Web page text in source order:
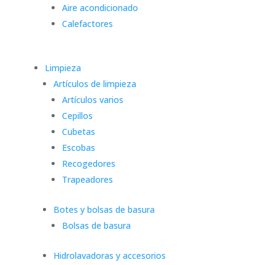
Aire acondicionado
Calefactores
Limpieza
Artículos de limpieza
Artículos varios
Cepillos
Cubetas
Escobas
Recogedores
Trapeadores
Botes y bolsas de basura
Bolsas de basura
Hidrolavadoras y accesorios